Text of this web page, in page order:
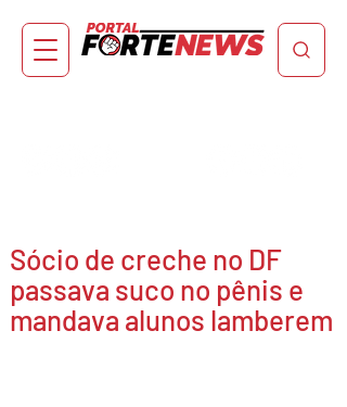
Sócio de creche no DF
passava suco no pênis e
mandava alunos lamberem